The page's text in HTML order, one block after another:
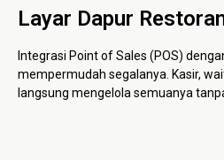
Layar Dapur
Integrasi Point of Sales (POS)
mempermudah segalanya. Kasir,
langsung mengelola semuanya